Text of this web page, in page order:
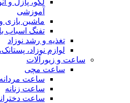
لگو، پازل و
آموزشی
ماشین بازی
تفنگ اسباب
تغذیه و رشد نوزاد
لوازم نوزاد،
ساعت و زیور‌آلات
ساعت مچی
ساعت مردانه
ساعت زنانه
ساعت